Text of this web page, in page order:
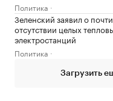
Политика
Зеленский заявил о
отсутствии целых
электростанций
Политика
Загрузить